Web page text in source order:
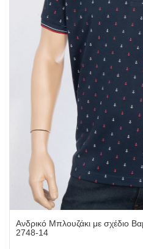
Ανδρικό Μπλουζάκι με σχέδιο
2748-14